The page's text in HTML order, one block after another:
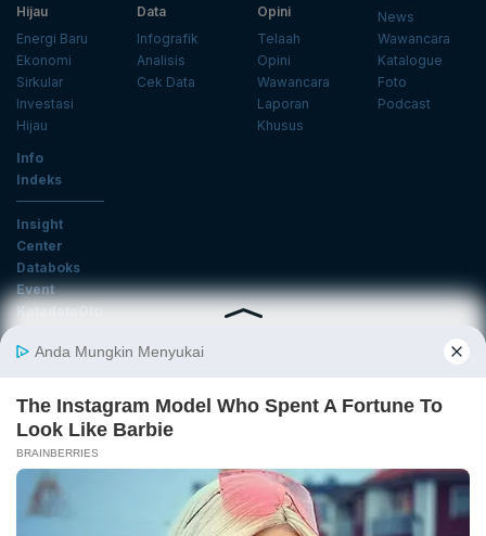
Hijau
Energi Baru
Ekonomi
Sirkular
Investasi
Hijau
Data
Infografik
Analisis
Cek Data
Opini
Telaah
Opini
Wawancara
Laporan
Khusus
News
Wawancara
Katalogue
Foto
Podcast
Info
Indeks
Insight
Center
Databoks
Event
KatadataOto
Email
Daftar